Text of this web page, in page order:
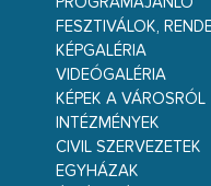
FESZTIVÁLOK,
KÉPGALÉRIA
VIDEÓGALÉRIA
KÉPEK A VÁROSRÓL
INTÉZMÉNYEK
CIVIL SZERVEZETEK
EGYHÁZAK